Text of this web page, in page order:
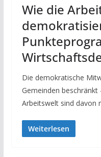
Wie die
Die demokratische
Gemeinden
Arbeitswelt sind davon
Weiterlesen